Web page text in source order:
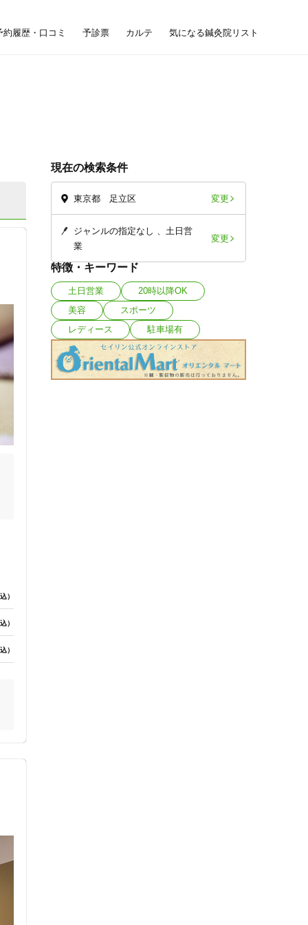
約履歴・口コミ 予診票 カルテ 気になる鍼灸院リスト
現在の検索条件
東京都 足立区 変更
ジャンルの指定なし
土日営
業
変更
特徴・キーワード
土日営業
20時以降OK
美容
スポーツ
レディース
駐車場有
）
）
）